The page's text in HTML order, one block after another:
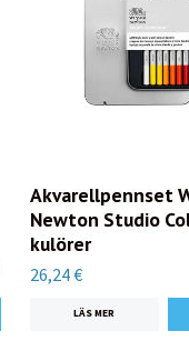
Akvarellpennset
Newton Studio
kulörer
26,24 €
LÄS MER
inga nyheter &